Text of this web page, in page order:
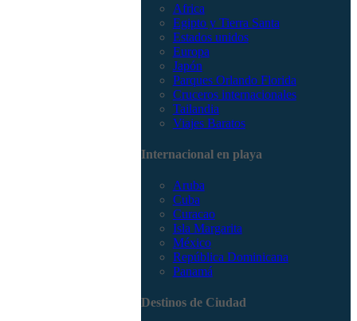
Africa
Egipto y Tierra Santa
Estados unidos
Europa
Japón
Parques Orlando Florida
Cruceros internacionales
Tailandia
Viajes Baratos
Internacional en playa
Aruba
Cuba
Curacao
Isla Margarita
México
República Dominicana
Panamá
Destinos de Ciudad